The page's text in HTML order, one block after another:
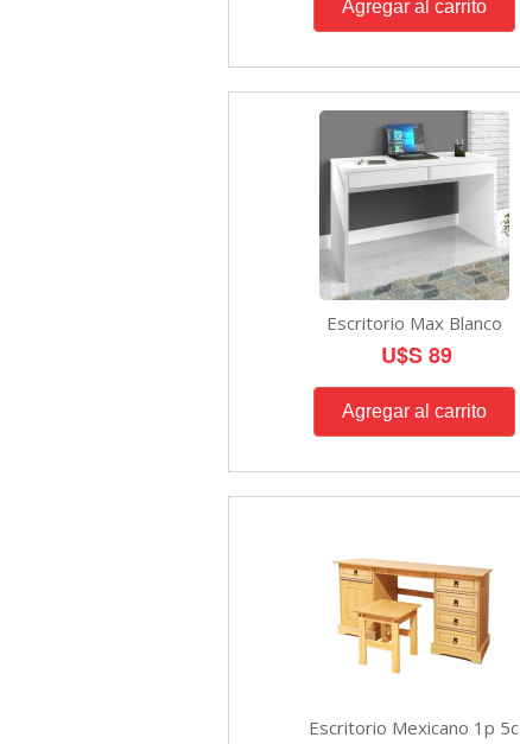
Escritorio Max Blanco
U$S 89
Escritorio Mexicano 1p 5c